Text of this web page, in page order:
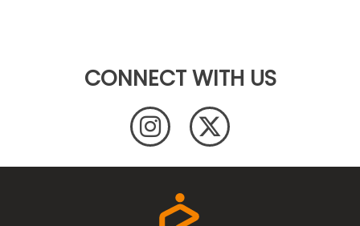
CONNECT WITH US